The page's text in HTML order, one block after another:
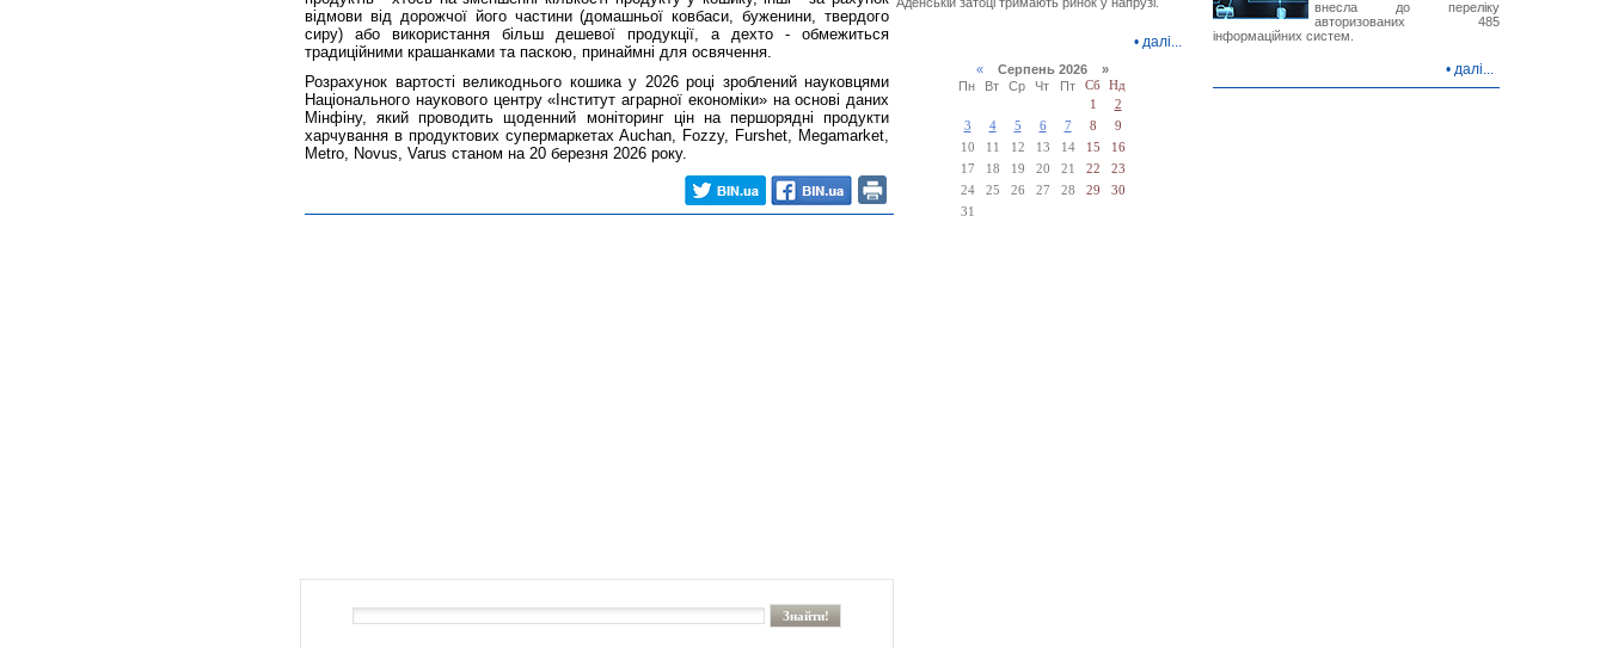
відмови від дорожчої його частини (домашньої ковбаси, буженини, твердого
сиру) або використання більш дешевої продукції, а дехто - обмежиться
традиційними крашанками та паскою, принаймні для освячення.
Розрахунок вартості великоднього кошика у 2026 році зроблений науковцями
Національного наукового центру «Інститут аграрної економіки» на основі даних
Мінфіну, який проводить щоденний моніторинг цін на першорядні продукти
харчування в продуктових супермаркетах Auchan, Fozzy, Furshet, Megamarket,
Metro, Novus, Varus станом на 20 березня 2026 року.
• далі...
«Серпень 2026 »
Пн
Вт Ср Чт Пт Сб
Нд
1
2
3
4 5 6 7 8
9
10
11 12 13 14 15
16
17
18 19 20 21 22
23
24
25 26 27 28 29
30
31
внесла до переліку
авторизованих 485
інформаційних систем.
• далі...